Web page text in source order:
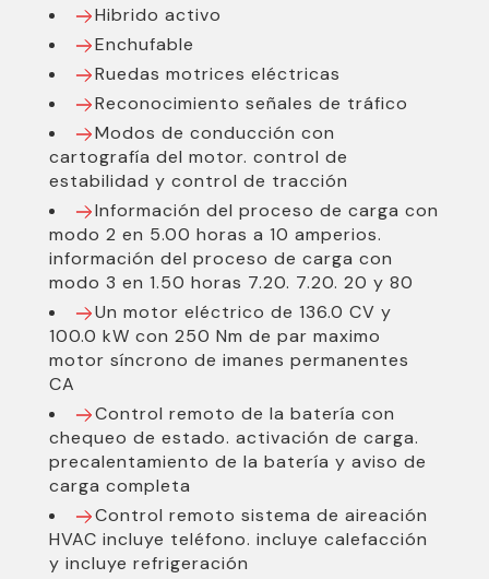
Hibrido activo
Enchufable
Ruedas motrices eléctricas
Reconocimiento señales de tráfico
Modos de conducción con
cartografía del motor. control de
estabilidad y control de tracción
Información del proceso de carga con
modo 2 en 5.00 horas a 10 amperios.
información del proceso de carga con
modo 3 en 1.50 horas 7.20. 7.20. 20 y 80
Un motor eléctrico de 136.0 CV y
100.0 kW con 250 Nm de par maximo
motor síncrono de imanes permanentes
CA
Control remoto de la batería con
chequeo de estado. activación de carga.
precalentamiento de la batería y aviso de
carga completa
Control remoto sistema de aireación
HVAC incluye teléfono. incluye calefacción
y incluye refrigeración